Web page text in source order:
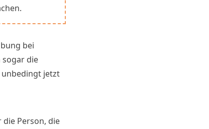
bei
sogar die
unbedingt jetzt
Person, die